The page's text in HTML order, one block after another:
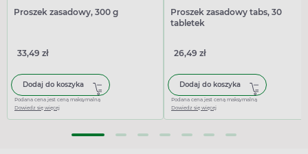
Proszek zasadowy, 300 g
33,49 zł
Dodaj do koszyka
Podana cena jest ceną maksymalną
Dowiedz się więcej
Proszek zasadowy tabs, 30
tabletek
26,49 zł
Dodaj do koszyka
Podana cena jest ceną maksymalną
Dowiedz się więcej